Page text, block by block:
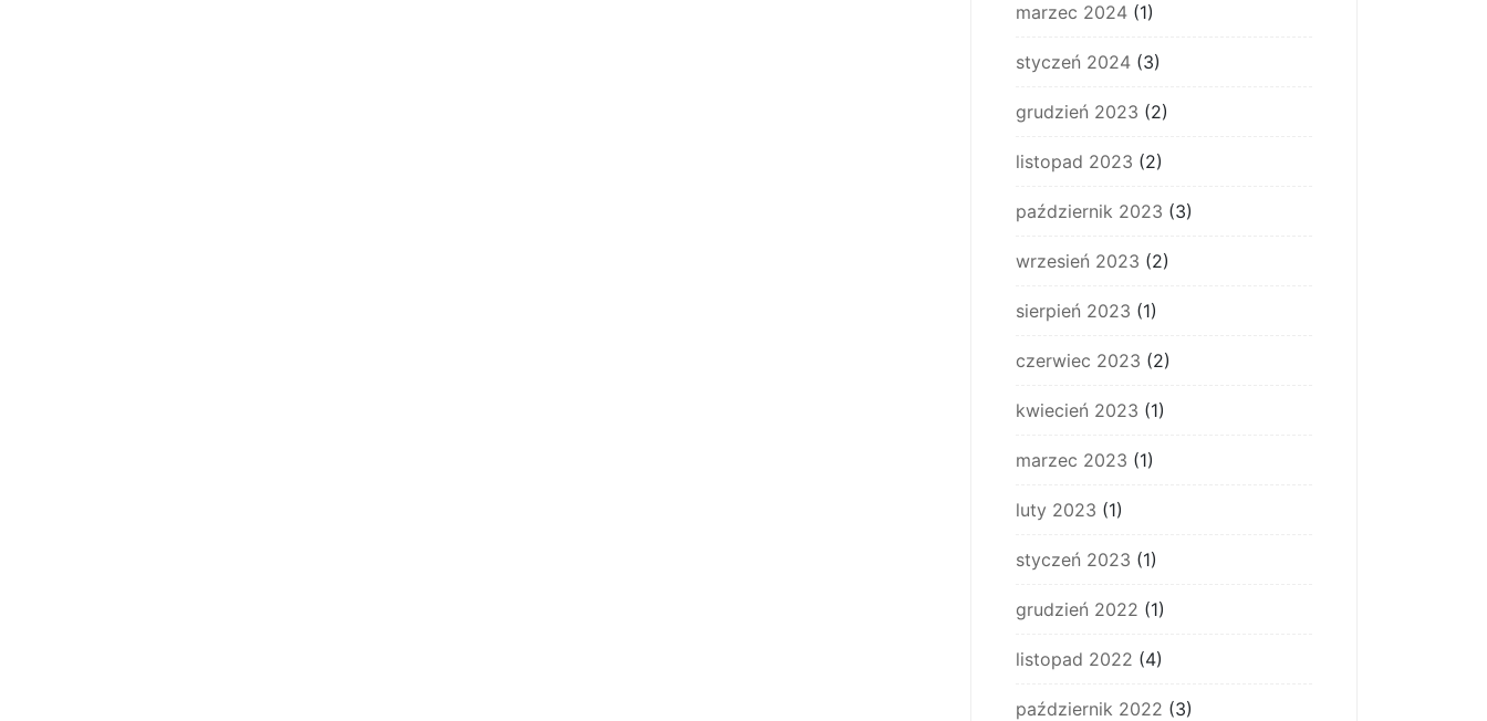
marzec 2024 (1)
styczeń 2024 (3)
grudzień 2023 (2)
listopad 2023 (2)
październik 2023 (3)
wrzesień 2023 (2)
sierpień 2023 (1)
czerwiec 2023 (2)
kwiecień 2023 (1)
marzec 2023 (1)
luty 2023 (1)
styczeń 2023 (1)
grudzień 2022 (1)
listopad 2022 (4)
październik 2022 (3)